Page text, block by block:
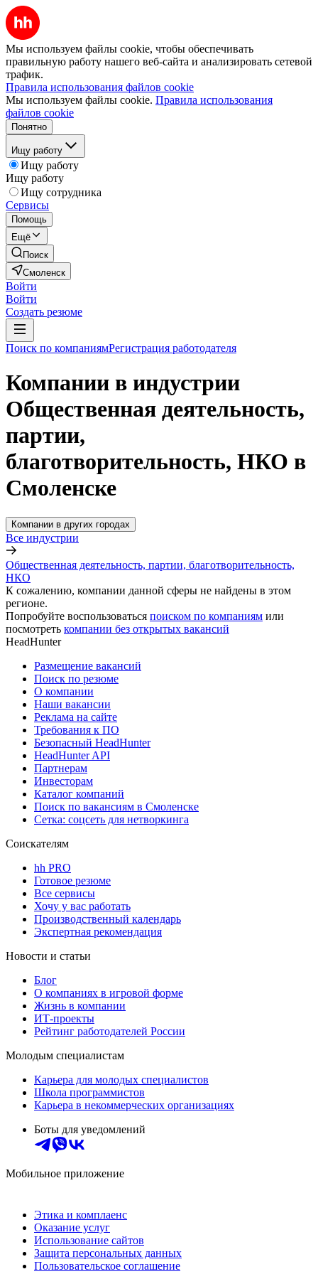
Мы используем файлы cookie, чтобы обеспечивать
правильную работу нашего веб-сайта и анализировать сетевой
трафик.
Правила использования файлов cookie
Мы используем файлы cookie. Правила использования
файлов cookie
Понятно
Ищу работу
Ищу работу
Ищу работу
Ищу сотрудника
Сервисы
Помощь
Ещё
Поиск
Смоленск
Войти
Войти
Создать резюме
Поиск по компаниямРегистрация работодателя
Компании в индустрии
Общественная деятельность,
партии,
благотворительность, НКО в
Смоленске
Компании в других городах
Все индустрии
Общественная деятельность, партии, благотворительность,
НКО
К сожалению, компании данной сферы не найдены в этом
регионе.
Попробуйте воспользоваться поиском по компаниям или
посмотреть компании без открытых вакансий
HeadHunter
Размещение вакансий
Поиск по резюме
О компании
Наши вакансии
Реклама на сайте
Требования к ПО
Безопасный HeadHunter
HeadHunter API
Партнерам
Инвесторам
Каталог компаний
Поиск по вакансиям в Смоленске
Сетка: соцсеть для нетворкинга
Соискателям
hh PRO
Готовое резюме
Все сервисы
Хочу у вас работать
Производственный календарь
Экспертная рекомендация
Новости и статьи
Блог
О компаниях в игровой форме
Жизнь в компании
ИТ-проекты
Рейтинг работодателей России
Молодым специалистам
Карьера для молодых специалистов
Школа программистов
Карьера в некоммерческих организациях
Боты для уведомлений
Мобильное приложение
Этика и комплаенс
Оказание услуг
Использование сайтов
Защита персональных данных
Пользовательское соглашение